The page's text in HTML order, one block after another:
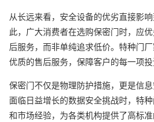
从长远来看，安全设备的优劣直接影
此，广大消费者在选购保密门时，应
后服务，而非单纯追求低价。特种门
优质的售后服务，保障客户的每一项投
保密门不仅是物理防护措施，更是信
面临日益增长的数据安全挑战时，特
和市场经验，为各类机构提供了高标